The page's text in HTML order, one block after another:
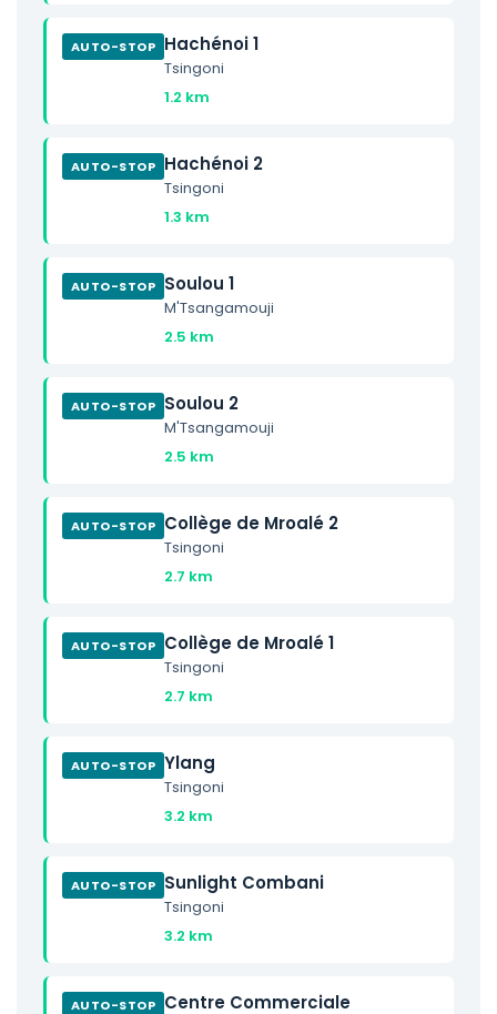
AUTO-STOP Hachénoi 1
Tsingoni
1.2 km
AUTO-STOP Hachénoi 2
Tsingoni
1.3 km
AUTO-STOP Soulou 1
M'Tsangamouji
2.5 km
AUTO-STOP Soulou 2
M'Tsangamouji
2.5 km
AUTO-STOP Collège de Mroalé 2
Tsingoni
2.7 km
AUTO-STOP Collège de Mroalé 1
Tsingoni
2.7 km
AUTO-STOP Ylang
Tsingoni
3.2 km
AUTO-STOP Sunlight Combani
Tsingoni
3.2 km
AUTO-STOP Centre Commerciale